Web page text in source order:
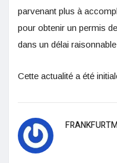
parvenant plus à
pour obtenir un permis
dans un délai
Cette actualité a été